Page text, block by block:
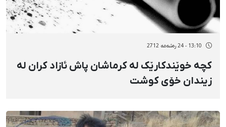
13:10 - 24 رەشەمه 2712
کچە خوێندکارێک لە کرماشان پاش ئازاد کران لە
زیندان خۆی کوشت